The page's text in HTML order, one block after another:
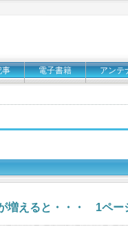
事 電子書籍 アンテ
増えると・・・ 1ペー